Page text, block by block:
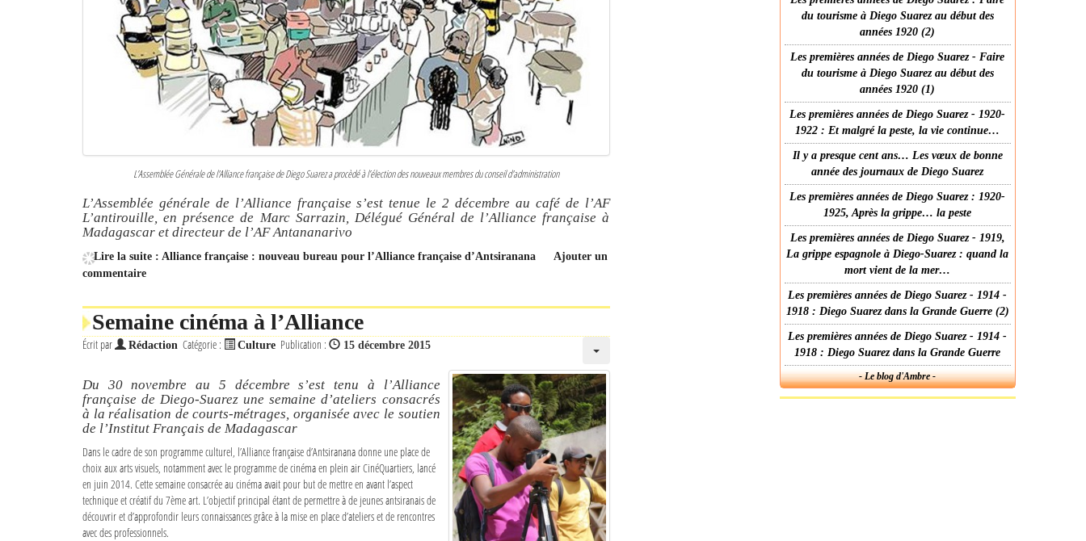
L’Assemblée Générale de l'Alliance française de Diego Suarez a procèdé à l’élection des nouveaux membres du conseil d'administration
L’Assemblée générale de l’Alliance française s’est tenue le 2 décembre au café de l’AF
L’antirouille, en présence de Marc Sarrazin, Délégué Général de l’Alliance française à
Madagascar et directeur de l’AF Antananarivo
Lire la suite : Alliance française : nouveau bureau pour l’Alliance française d’Antsiranana
Ajouter un
commentaire
Semaine cinéma à l’Alliance
Écrit par Rédaction Catégorie : Culture Publication : 15 décembre 2015
Du 30 novembre au 5 décembre s’est tenu à l’Alliance
française de Diego-Suarez une semaine d’ateliers consacrés
à la réalisation de courts-métrages, organisée avec le soutien
de l’Institut Français de Madagascar
Dans le cadre de son programme culturel, l’Alliance française d’Antsiranana donne une place de
choix aux arts visuels, notamment avec le programme de cinéma en plein air CinéQuartiers, lancé
en juin 2014. Cette semaine consacrée au cinéma avait pour but de mettre en avant l’aspect
technique et créatif du 7ème art. L’objectif principal étant de permettre à de jeunes antsiranais de
découvrir et d’approfondir leurs connaissances grâce à la mise en place d’ateliers et de rencontres
avec des professionnels.
du tourisme à Diego Suarez au début des
années 1920 (2)
Les premières années de Diego Suarez - Faire
du tourisme à Diego Suarez au début des
années 1920 (1)
Les premières années de Diego Suarez - 1920-
1922 : Et malgré la peste, la vie continue…
Il y a presque cent ans… Les vœux de bonne
année des journaux de Diego Suarez
Les premières années de Diego Suarez : 1920-
1925, Après la grippe… la peste
Les premières années de Diego Suarez - 1919,
La grippe espagnole à Diego-Suarez : quand la
mort vient de la mer…
Les premières années de Diego Suarez - 1914 -
1918 : Diego Suarez dans la Grande Guerre (2)
Les premières années de Diego Suarez - 1914 -
1918 : Diego Suarez dans la Grande Guerre
- Le blog d'Ambre -